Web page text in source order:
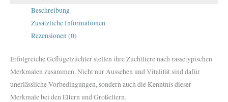
Beschreibung
Zusätzliche Informationen
Rezensionen (0)
Erfolgreiche Geflügelzüchter stellen ihre Zuchttiere nach rassetypischen
Merkmalen zusammen. Nicht nur Aussehen und Vitalität sind dafür
unerlässliche Vorbedingungen, sondern auch die Kenntnis dieser
Merkmale bei den Eltern und Großeltern.